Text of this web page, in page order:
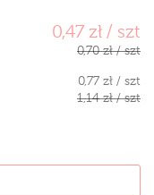
0,47 zł / szt
0,70 zł / szt
0,77 zł / szt
1,14 zł / szt